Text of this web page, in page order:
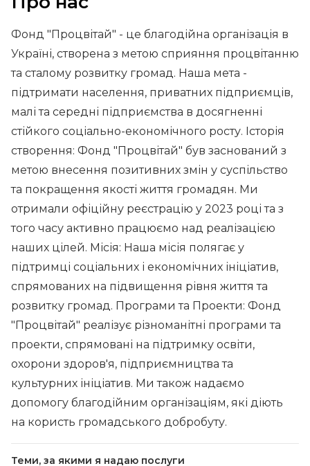
Фонд "Процвітай" - це благодійна організація в
Україні, створена з метою сприяння процвітанню
та сталому розвитку громад. Наша мета -
підтримати населення, приватних підприємців,
малі та середні підприємства в досягненні
стійкого соціально-економічного росту. Історія
створення: Фонд "Процвітай" був заснований з
метою внесення позитивних змін у суспільство
та покращення якості життя громадян. Ми
отримали офіційну реєстрацію у 2023 році та з
того часу активно працюємо над реалізацією
наших цілей. Місія: Наша місія полягає у
підтримці соціальних і економічних ініціатив,
спрямованих на підвищення рівня життя та
розвитку громад. Програми та Проекти: Фонд
"Процвітай" реалізує різноманітні програми та
проекти, спрямовані на підтримку освіти,
охорони здоров'я, підприємництва та
культурних ініціатив. Ми також надаємо
допомогу благодійним організаціям, які діють
на користь громадського добробуту.
Теми, за якими я надаю послуги